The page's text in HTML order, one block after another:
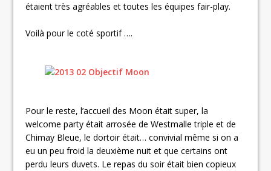
étaient très agréables et toutes les équipes fair-play.
Voilà pour le coté sportif ….
Pour le reste, l’accueil des Moon était super, la
welcome party était arrosée de Westmalle triple et de
Chimay Bleue, le dortoir était… convivial même si on a
eu un peu froid la deuxième nuit et que certains ont
perdu leurs duvets. Le repas du soir était bien copieux